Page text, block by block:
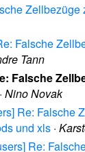
Falsche
Tann
Falsche
· Nino Novak
Re: Falsche
und xls ·
Re: